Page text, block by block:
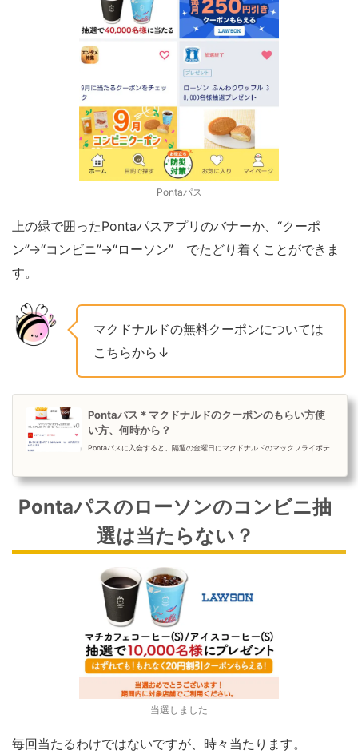
Pontaパス
上の緑で囲ったPontaパスアプリのバナーか、“クーポ
ン”→“コンビニ”→“ローソン” でたどり着くことができま
す。
マクドナルドの無料クーポンについては
こちらから↓
Pontaパス＊マクドナルドのクーポンのもらい方使
い方、何時から？
Pontaパスに入会すると、隔週の金曜日にマクドナルドのマックフライポテ
ット)(180円)が無料でもら...
Pontaパスのローソンのコンビニ抽
選は当たらない？
当選しました
毎回当たるわけではないですが、時々当たります。